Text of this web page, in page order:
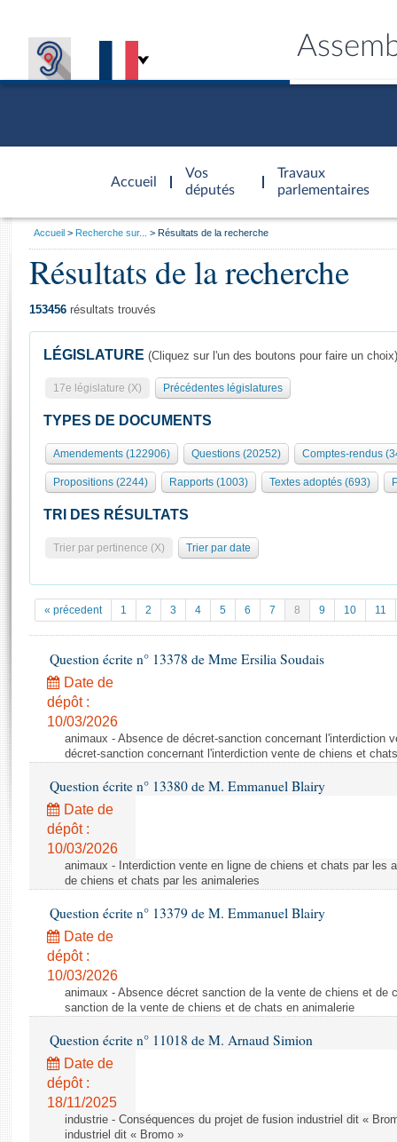
Accueil
d'accueil
Vos
députés
Travaux
parlementaires
Présidence
577 députés
Groupes politiques
Séance publique
Commissions et autres organes
Europe et International
Pétitions
Projets de loi
Propositions de loi
Amendements
Textes adoptés
Rapports législatifs
Rapports sur l'application des lois
Baromètre de l’application des lois
Dossiers législatifs
Budget et sécurité sociale
Questions écrites et orales
Comptes rendus des débats
Général
Rôle et pouvoirs de l'Assemblée
Organisation de l'Assemblée
Présidence Conférence des Présidents Bureau Collège des
Statistiques et chiffres clés
Documents de référence
( Constitution | Règlement de l'Assemblée ... )
Histoire
Juniors
Anciennes législatures
Visiter l'Assemblée
Visite virtuelle du palais Bourbon
Assister à une séance
La Bibliothèque
Contacts et plan d'accès
Photos libres de droit
Vous
Accueil Recherche sur... Résultats de la recherche
Résultats de la recherche
153456 résultats trouvés
LÉGISLATURE (Cliquez sur l'un des boutons pour faire un choix)
17e législature (X) Précédentes législatures
TYPES DE DOCUMENTS
Amendements (122906) Questions (20252) Comptes-rendus
Propositions (2244) Rapports (1003) Textes adoptés (693)
TRI DES RÉSULTATS
Trier par pertinence (X) Trier par date
« précedent 1 2 3 4 5 6 7 8 9 10 11
Question écrite n° 13378 de Mme Ersilia Soudais
Date de
dépôt :
10/03/2026
animaux - Absence de décret-sanction concernant l'interdiction
décret-sanction concernant l'interdiction vente de chiens et chats
Question écrite n° 13380 de M. Emmanuel Blairy
Date de
dépôt :
10/03/2026
animaux - Interdiction vente en ligne de chiens et chats par les
de chiens et chats par les animaleries
Question écrite n° 13379 de M. Emmanuel Blairy
Date de
dépôt :
10/03/2026
animaux - Absence décret sanction de la vente de chiens et de
sanction de la vente de chiens et de chats en animalerie
Question écrite n° 11018 de M. Arnaud Simion
Date de
dépôt :
18/11/2025
industrie - Conséquences du projet de fusion industriel dit «
industriel dit « Bromo »